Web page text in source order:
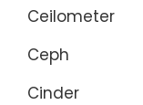
Ceilometer
Ceph
Cinder